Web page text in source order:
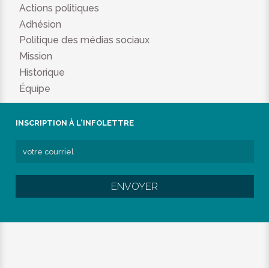
Actions politiques
Adhésion
Politique des médias sociaux
Mission
Historique
Équipe
INSCRIPTION À L'INFOLETTRE
ENVOYER